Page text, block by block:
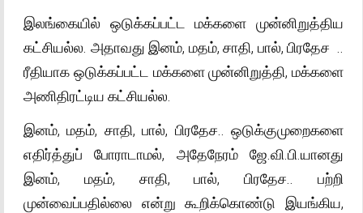
இலங்கையில் ஒடுக்கப்பட்ட மக்களை முன்னிறுத்திய
கட்சியல்ல. அதாவது இனம், மதம், சாதி, பால், பிரதேச ..
ரீதியாக ஒடுக்கப்பட்ட மக்களை முன்னிறுத்தி, மக்களை
அணிதிரட்டிய கட்சியல்ல.
இனம், மதம், சாதி, பால், பிரதேச.. ஒடுக்குமுறைகளை
எதிர்த்துப் போராடாமல், அதேநேரம் ஜே.வி.பி.யானது
இனம், மதம், சாதி, பால், பிரதேச.. பற்றி
முன்வைப்பதில்லை என்று கூறிக்கொண்டு இயங்கிய,